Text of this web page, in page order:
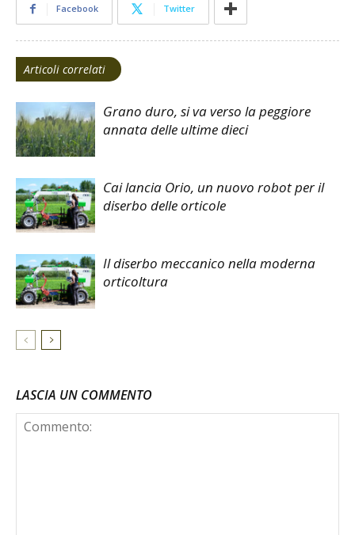
Facebook Twitter
Articoli correlati
Grano duro, si va verso la peggiore
annata delle ultime dieci
Cai lancia Orio, un nuovo robot per il
diserbo delle orticole
Il diserbo meccanico nella moderna
orticoltura
LASCIA UN COMMENTO